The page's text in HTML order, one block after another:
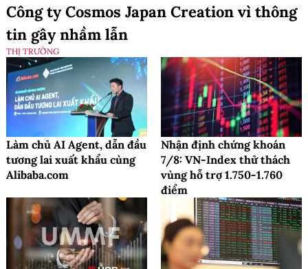
Công ty Cosmos Japan Creation vì thông
tin gây nhầm lẫn
THỊ TRƯỜNG
Làm chủ AI Agent, dẫn đầu
tương lai xuất khẩu cùng
Alibaba.com
Nhận định chứng khoán
7/8: VN-Index thử thách
vùng hỗ trợ 1.750-1.760
điểm